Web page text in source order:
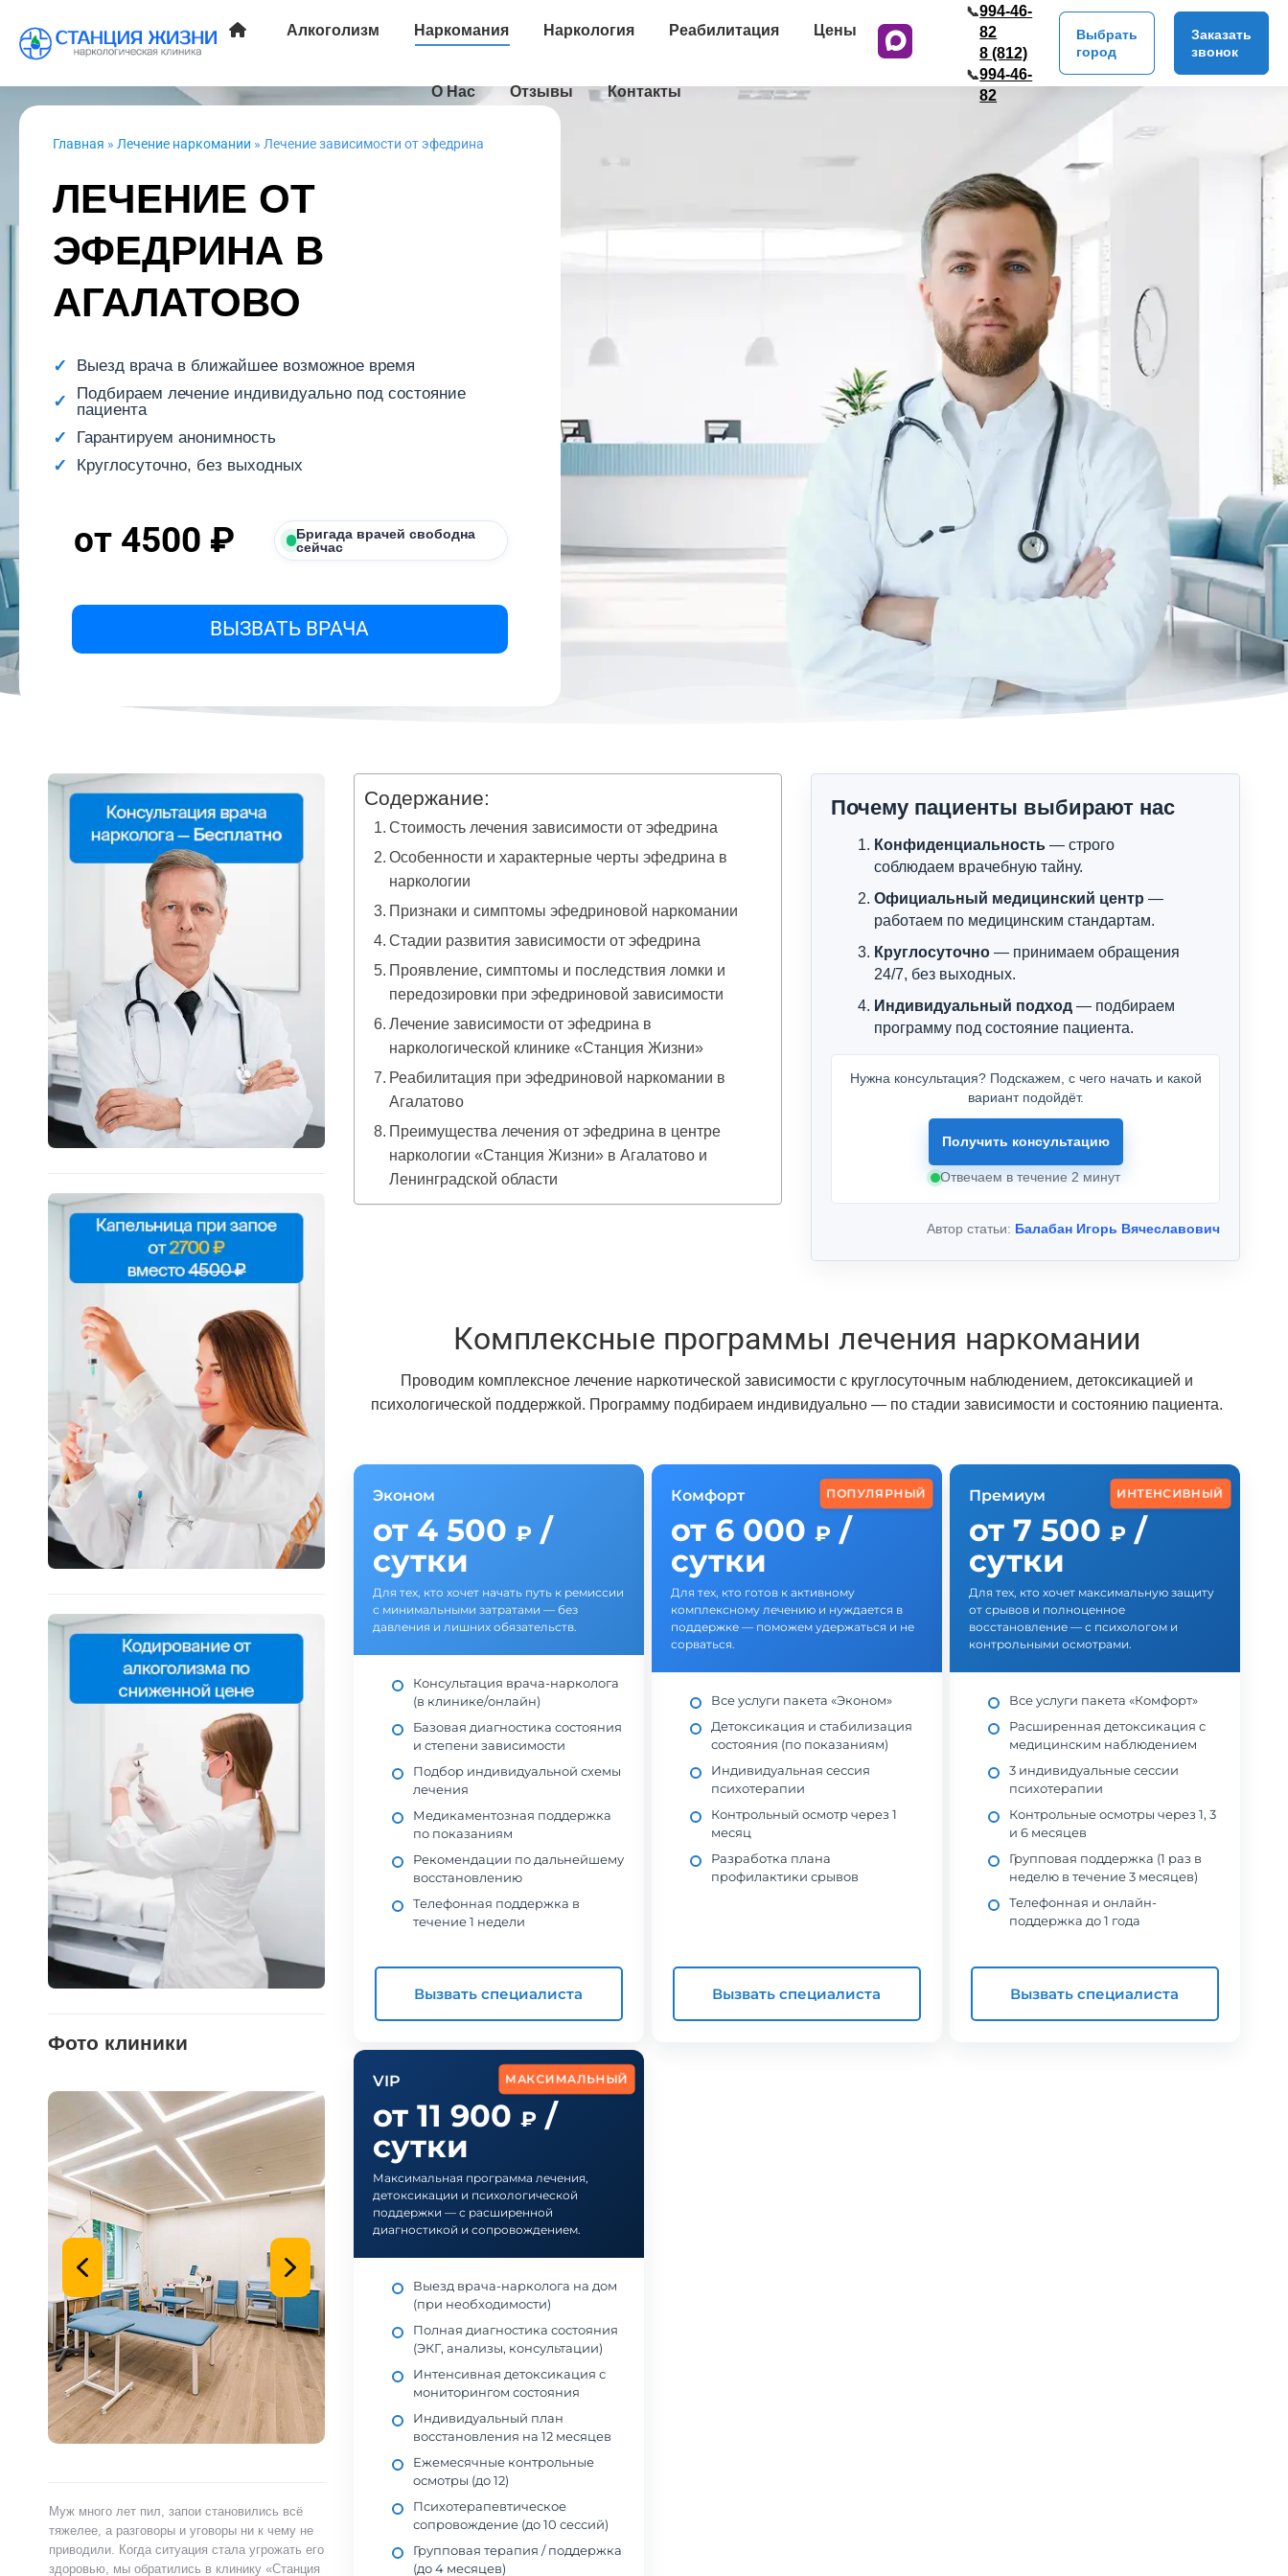
Алкоголизм Наркомания Наркология Реабилитация Цены
О Нас Отзывы Контакты
📞994-46-
82
📞
8 (812)
994-46-
82
Выбрать
город
Заказать
звонок
Главная » Лечение наркомании » Лечение зависимости от эфедрина
ЛЕЧЕНИЕ ОТ
ЭФЕДРИНА В
АГАЛАТОВО
Выезд врача в ближайшее возможное время
Подбираем лечение индивидуально под состояние
пациента
Гарантируем анонимность
Круглосуточно, без выходных
от 4500 ₽
Бригада врачей свободна
сейчас
ВЫЗВАТЬ ВРАЧА
Фото клиники
Муж много лет пил, запои становились всё
тяжелее, а разговоры и уговоры ни к чему не
приводили. Когда ситуация стала угрожать его
здоровью, мы обратились в клинику «Станция
Я сам обратился в наркологическую клинику
«Станция Жизни», когда понял, что алкоголь
полностью контролирует мою жизнь. Было
страшно и стыдно, но на консультации эти
«Станция Жизни» из-за зависимости сына от
наркотиков. Мы были в отчаянии и не
Содержание:
Стоимость лечения зависимости от эфедрина
Особенности и характерные черты эфедрина в
наркологии
Признаки и симптомы эфедриновой наркомании
Стадии развития зависимости от эфедрина
Проявление, симптомы и последствия ломки и
передозировки при эфедриновой зависимости
Лечение зависимости от эфедрина в
наркологической клинике «Станция Жизни»
Реабилитация при эфедриновой наркомании в
Агалатово
Преимущества лечения от эфедрина в центре
наркологии «Станция Жизни» в Агалатово и
Ленинградской области
Почему пациенты выбирают нас
Конфиденциальность — строго
соблюдаем врачебную тайну.
Официальный медицинский центр —
работаем по медицинским стандартам.
Круглосуточно — принимаем обращения
24/7, без выходных.
Индивидуальный подход — подбираем
программу под состояние пациента.
Нужна консультация? Подскажем, с чего начать и какой
вариант подойдёт.
Получить консультацию
Отвечаем в течение 2 минут
Автор статьи: Балабан Игорь Вячеславович
Комплексные программы лечения наркомании
Проводим комплексное лечение наркотической зависимости с круглосуточным наблюдением, детоксикацией и
психологической поддержкой. Программу подбираем индивидуально — по стадии зависимости и состоянию пациента.
Эконом
от 4 500 ₽ /
сутки
Для тех, кто хочет начать путь к ремиссии
с минимальными затратами — без
давления и лишних обязательств.
Консультация врача-нарколога
(в клинике/онлайн)
Базовая диагностика состояния
и степени зависимости
Подбор индивидуальной схемы
лечения
Медикаментозная поддержка
по показаниям
Рекомендации по дальнейшему
восстановлению
Телефонная поддержка в
течение 1 недели
Вызвать специалиста
ПОПУЛЯРНЫЙ
Комфорт
от 6 000 ₽/
сутки
Для тех, кто готов к активному
комплексному лечению и нуждается в
поддержке — поможем удержаться и не
сорваться.
Все услуги пакета «Эконом»
Детоксикация и стабилизация
состояния (по показаниям)
Индивидуальная сессия
психотерапии
Контрольный осмотр через 1
месяц
Разработка плана
профилактики срывов
Вызвать специалиста
ИНТЕНСИВНЫЙ
Премиум
от 7 500 ₽/
сутки
Для тех, кто хочет максимальную защиту
от срывов и полноценное
восстановление — с психологом и
контрольными осмотрами.
Все услуги пакета «Комфорт»
Расширенная детоксикация с
медицинским наблюдением
3 индивидуальные сессии
психотерапии
Контрольные осмотры через 1, 3
и 6 месяцев
Групповая поддержка (1 раз в
неделю в течение 3 месяцев)
Телефонная и онлайн-
поддержка до 1 года
Вызвать специалиста
МАКСИМАЛЬНЫЙ
VIP
от 11 900 ₽/
сутки
Максимальная программа лечения,
детоксикации и психологической
поддержки — с расширенной
диагностикой и сопровождением.
Выезд врача-нарколога на дом
(при необходимости)
Полная диагностика состояния
(ЭКГ, анализы, консультации)
Интенсивная детоксикация с
мониторингом состояния
Индивидуальный план
восстановления на 12 месяцев
Ежемесячные контрольные
осмотры (до 12)
Психотерапевтическое
сопровождение (до 10 сессий)
Групповая терапия / поддержка
(до 4 месяцев)